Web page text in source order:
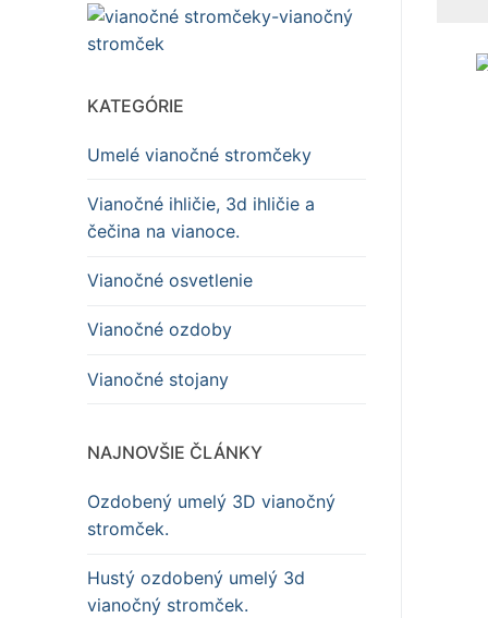
KATEGÓRIE
Umelé vianočné stromčeky
Vianočné ihličie, 3d ihličie a
čečina na vianoce.
Vianočné osvetlenie
Vianočné ozdoby
Vianočné stojany
NAJNOVŠIE ČLÁNKY
Ozdobený umelý 3D vianočný
stromček.
Hustý ozdobený umelý 3d
vianočný stromček.